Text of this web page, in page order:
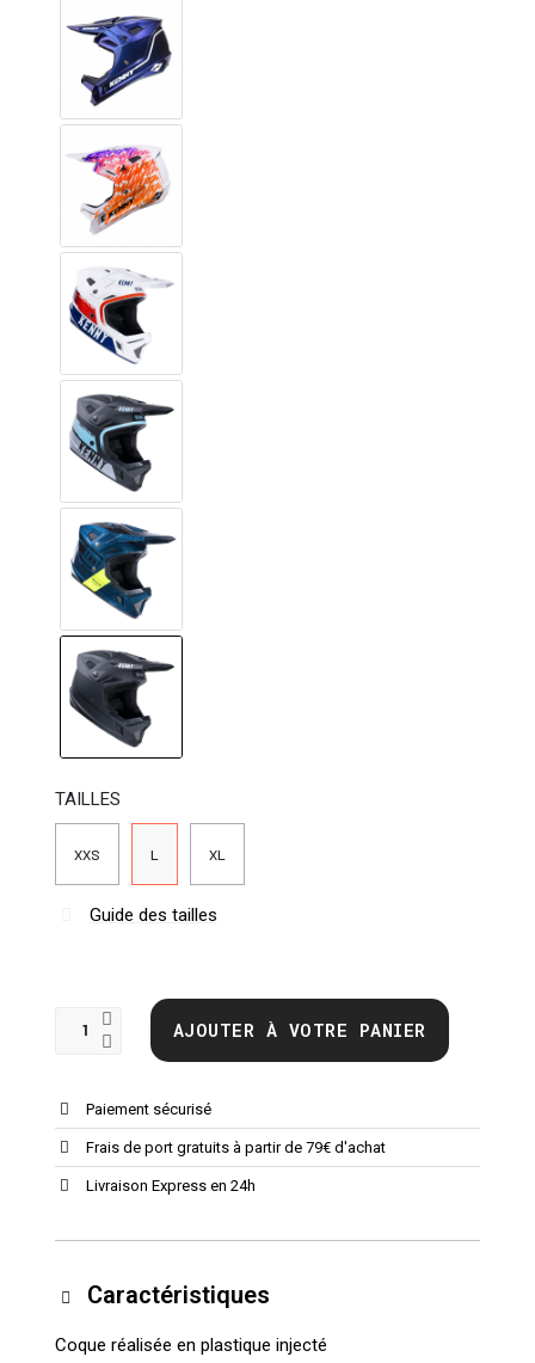
TAILLES
XXS L XL
Guide des tailles
AJOUTER À VOTRE PANIER
Paiement sécurisé
Frais de port gratuits à partir de 79€ d'achat
Livraison Express en 24h
Caractéristiques
Coque réalisée en plastique injecté